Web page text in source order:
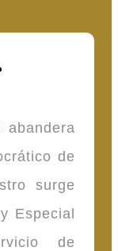
abandera
de
surge
Especial
de